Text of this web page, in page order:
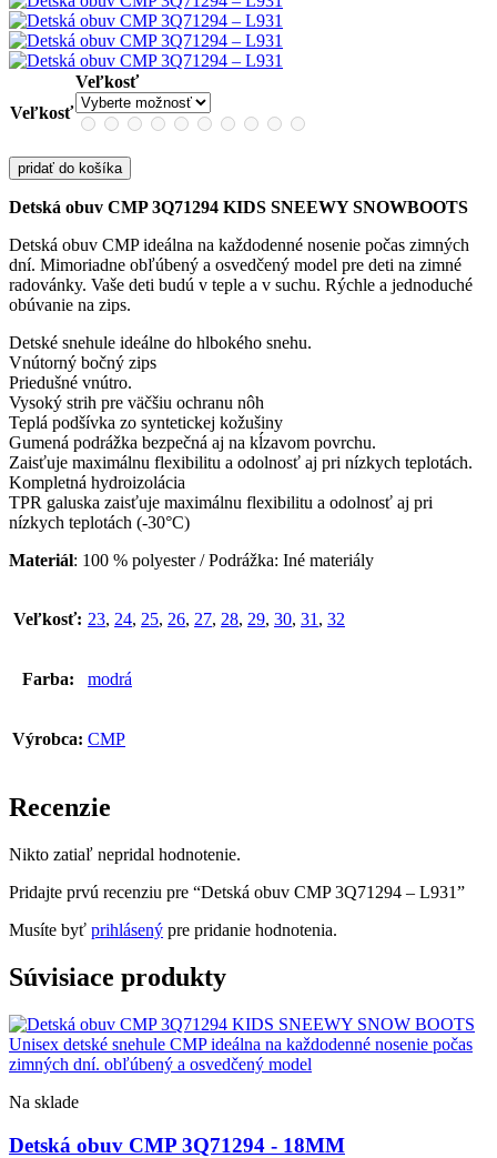
Veľkosť
Veľkosť
pridať do košíka
Detská obuv CMP 3Q71294 KIDS SNEEWY SNOWBOOTS
Detská obuv CMP ideálna na každodenné nosenie počas zimných
dní. Mimoriadne obľúbený a osvedčený model pre deti na zimné
radovánky. Vaše deti budú v teple a v suchu. Rýchle a jednoduché
obúvanie na zips.
Detské snehule ideálne do hlbokého snehu.
Vnútorný bočný zips
Priedušné vnútro.
Vysoký strih pre väčšiu ochranu nôh
Teplá podšívka zo syntetickej kožušiny
Gumená podrážka bezpečná aj na kĺzavom povrchu.
Zaisťuje maximálnu flexibilitu a odolnosť aj pri nízkych teplotách.
Kompletná hydroizolácia
TPR galuska zaisťuje maximálnu flexibilitu a odolnosť aj pri
nízkych teplotách (-30°C)
Materiál: 100 % polyester / Podrážka: Iné materiály
Veľkosť: 23, 24, 25, 26, 27, 28, 29, 30, 31 , 32
Farba: modrá
Výrobca: CMP
Recenzie
Nikto zatiaľ nepridal hodnotenie.
Pridajte prvú recenziu pre “Detská obuv CMP 3Q71294 – L931”
Musíte byť prihlásený pre pridanie hodnotenia.
Súvisiace produkty
Na sklade
Detská obuv CMP 3Q71294 - 18MM